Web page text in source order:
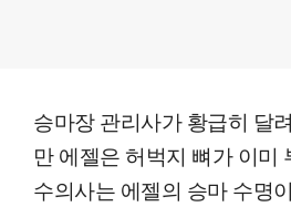
승마장 관리사가 황급히 달
만 에젤은 허벅지 뼈가 이미
수의사는 에젤의 승마 수명